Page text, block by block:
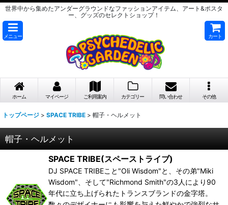
世界中から集めたアンダーグラウンドなファッションアイテム、アート&ポスタ
ー、グッズのセレクトショップ！
メニュー カート
ホーム マイページ ご利用案内 カテゴリー 問い合わせ その他
トップページ > SPACE TRIBE > 帽子・ヘルメット
帽子・ヘルメット
SPACE TRIBE(スペーストライブ)
DJ SPACE TRIBEこと"Oli Wisdom"と、その弟"Miki
Wisdom"、そして"Richmond Smith"の3人により90
年代に立ち上げられたトランスブランドの金字塔。